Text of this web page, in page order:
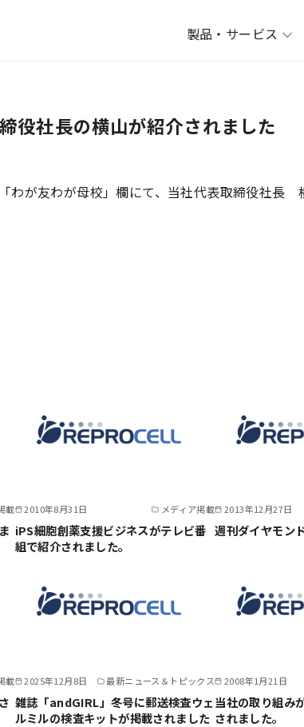
製品・サービス
役社長の横山が紹介されました
わが友わが母校」欄にて、当社代表取締役社
載 2010年8月31日 メディア掲載
iPS細胞創薬支援ビジネスがテレビ番
組で紹介されました。
2013年12月27日
週刊ダイヤモン
載 2025年12月8日 最新ニュース＆トピックス
雑誌「andGIRL」冬号に郵送検査ウェ
ルミルの検査キットが掲載されました
2008年1月21日
当社の取り組み
されました。